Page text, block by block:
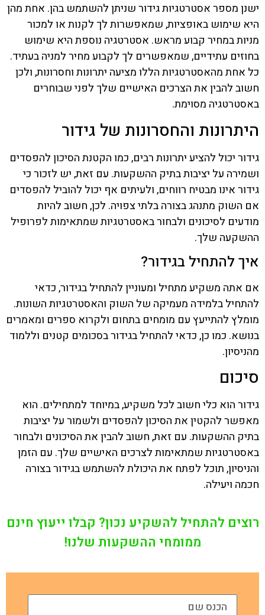
ישנן מספר אסטרטגיות גידור שניתן להשתמש בהן. אחת מהן
היא שימוש באופציות, שמאפשרות לך לקנות או למכור
מניות במחיר קבוע מראש. אסטרטגיה נוספת היא שימוש
בחוזים עתידיים, שמאפשרים לך לקבוע מחיר למניה בעתיד.
כל אחת מהאסטרטגיות הללו מציעה יתרונות וחסרונות, ולכן
חשוב להבין את הצרכים האישיים שלך לפני שבוחרים
באסטרטגיה מסוימת.
היתרונות והחסרונות של גידור
גידור יכול להציע יתרונות רבים, כמו הקטנת הסיכון להפסדים
ושמירה על יציבות בתיק ההשקעות. עם זאת, יש לזכור כי
גידור אינו מבטיח רווחים, ולעיתים אף יכול להוביל להפסדים
אם השוק מתנהג בצורה בלתי צפויה. לכן, חשוב להיות
מודעים לסיכונים ולבחור באסטרטגיות שמתאימות לפרופיל
ההשקעה שלך.
איך להתחיל בגידור?
אם אתה משקיע מתחיל ומעוניין להתחיל בגידור, כדאי
להתחיל בלמידה מעמיקה של השוק והאסטרטגיות השונות.
מומלץ להתייעץ עם מומחים בתחום ולקרוא ספרים ומאמרים
בנושא. כמו כן, כדאי להתחיל בגידור בסכומים קטנים וללמוד
מהניסיון.
סיכום
גידור הוא כלי חשוב לכל משקיע, במיוחד למתחילים. הוא
מאפשר להקטין את הסיכון להפסדים ולשמור על יציבות
בתיק ההשקעות. עם זאת, חשוב להבין את הסיכונים ולבחור
באסטרטגיות שמתאימות לצרכים האישיים שלך. עם הזמן
והניסיון, תוכל לפתח את היכולת להשתמש בגידור בצורה
חכמה ויעילה.
רוצים להתחיל להשקיע נכון? קבלו ייעוץ חינם
ממומחי ההשקעות שלנו!